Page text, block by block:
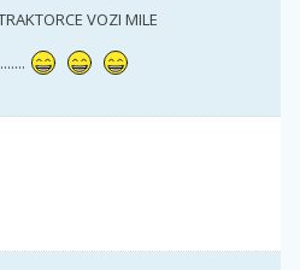
VOZI MILE